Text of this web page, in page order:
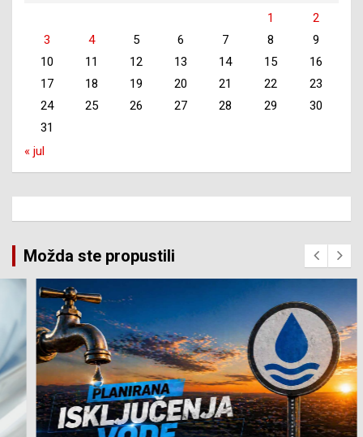
1
2
3
4 5 6 7 8
9
10
11 12 13 14 15
16
17
18 19 20 21 22
23
24
25 26 27 28 29
30
31
« jul
Možda ste propustili